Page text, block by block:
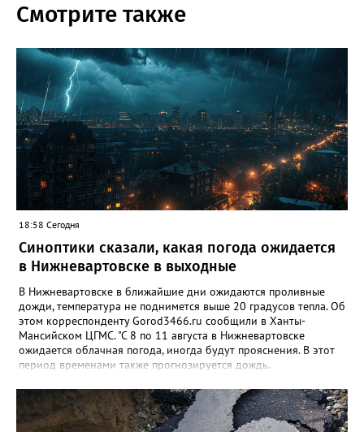
Смотрите также
18:58 Сегодня
Синоптики сказали, какая погода ожидается
в Нижневартовске в выходные
В Нижневартовске в ближайшие дни ожидаются проливные
дожди, температура не поднимется выше 20 градусов тепла. Об
этом корреспонденту Gorod3466.ru сообщили в Ханты-
Мансийском ЦГМС. "С 8 по 11 августа в Нижневартовске
ожидается облачная погода, иногда будут прояснения. В этот
период временами также прогнозируется дождь.
в этот период составит ночью +9, +14 градусов, днем - +14,
+19", - рассказали синоптики. Ранее Gorod3466.ru сообщал,
что 8 и 9 августа на юге ХМАО ожидаются сильные дожди и